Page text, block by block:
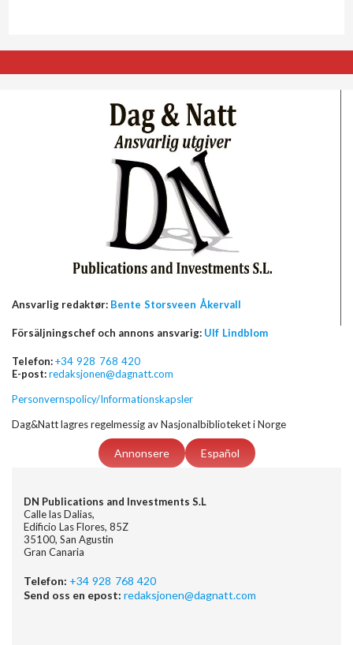
Ansvarlig redaktør: Bente Storsveen Åkervall
Försäljningschef och annons ansvarig: Ulf Lindblom
Telefon:+34 928 768 420
E-post:redaksjonen@dagnatt.com
Personvernspolicy/Informationskapsler
Dag&Natt lagres regelmessig av Nasjonalbiblioteket i Norge
Annonsere Español
DN Publications and Investments S.L
Calle las Dalias,
Edificio Las Flores, 85Z
35100, San Agustin
Gran Canaria
Telefon: +34 928 768 420
Send oss en epost: redaksjonen@dagnatt.com